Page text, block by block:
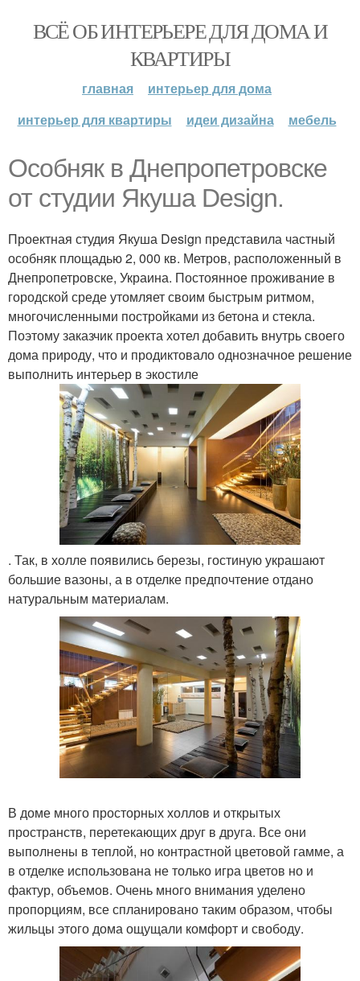
ВСЁ ОБ ИНТЕРЬЕРЕ ДЛЯ ДОМА И
КВАРТИРЫ
главная
интерьер для дома
интерьер для квартиры
идеи дизайна мебель
Особняк в Днепропетровске
от студии Якуша Design.
Проектная студия Якуша Design представила частный
особняк площадью 2, 000 кв. Метров, расположенный в
Днепропетровске, Украина. Постоянное проживание в
городской среде утомляет своим быстрым ритмом,
многочисленными постройками из бетона и стекла.
Поэтому заказчик проекта хотел добавить внутрь своего
дома природу, что и продиктовало однозначное решение
выполнить интерьер в экостиле
. Так, в холле появились березы, гостиную украшают
большие вазоны, а в отделке предпочтение отдано
натуральным материалам.
В доме много просторных холлов и открытых
пространств, перетекающих друг в друга. Все они
выполнены в теплой, но контрастной цветовой гамме, а
в отделке использована не только игра цветов но и
фактур, объемов. Очень много внимания уделено
пропорциям, все спланировано таким образом, чтобы
жильцы этого дома ощущали комфорт и свободу.